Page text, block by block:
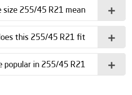
255/45 R21 mean?
this 255/45 R21 fit?
in 255/45 R21?